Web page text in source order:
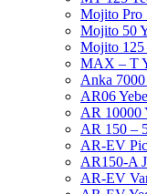
Mojito Pro
Mojito 50
Mojito 125
MAX – T
Anka 7000
AR06
AR 10000
AR 150 –
AR-EV
AR150-A
AR-EV